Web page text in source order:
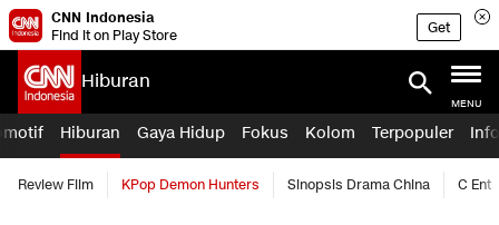
CNN Indonesia
Find it on Play Store
Get
Hiburan
MENU
Hiburan Gaya Hidup Fokus Kolom Terpopuler
Review Film KPop Demon Hunters Sinopsis Drama China C Ent